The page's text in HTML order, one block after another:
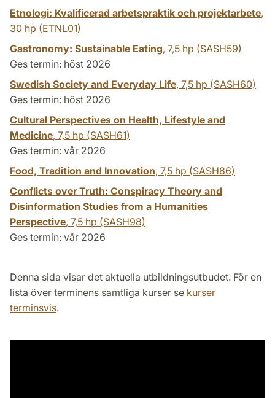
Etnologi: Kvalificerad arbetspraktik och projektarbete,
30 hp (ETNL01)
Gastronomy: Sustainable Eating, 7,5 hp (SASH59)
Ges termin: höst 2026
Swedish Society and Everyday Life, 7,5 hp (SASH60)
Ges termin: höst 2026
Cultural Perspectives on Health, Lifestyle and
Medicine, 7,5 hp (SASH61)
Ges termin: vår 2026
Food, Tradition and Innovation, 7,5 hp (SASH86)
Conflicts over Truth: Conspiracy Theory and
Disinformation Studies from a Humanities
Perspective, 7,5 hp (SASH98)
Ges termin: vår 2026
Denna sida visar det aktuella utbildningsutbudet. För en
lista över terminens samtliga kurser se kurser
terminsvis.